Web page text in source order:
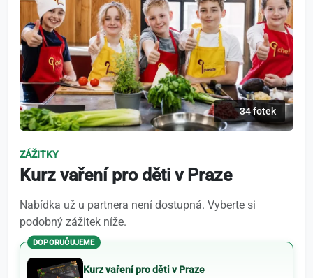
34 fotek
ZÁŽITKY
Kurz vaření pro děti v Praze
Nabídka už u partnera není dostupná. Vyberte si
podobný zážitek níže.
DOPORUČUJEME
Kurz vaření pro děti v Praze